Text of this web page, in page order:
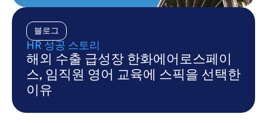
블로그
HR 성공 스토리
해외 수출 급성장 한화에어로스페이
스, 임직원 영어 교육에 스픽을 선택한
이유